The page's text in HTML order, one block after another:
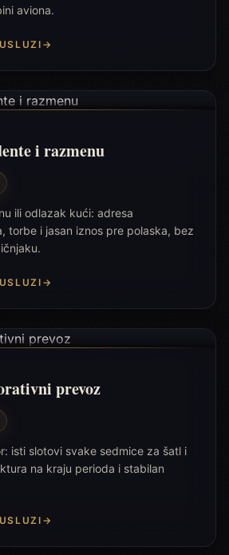
aviona.
→
i razmenu
ili odlazak kući: adresa
torbe i jasan iznos pre polaska, bez
→
prevoz
isti slotovi svake sedmice za šatl i
na kraju perioda i stabilan
→